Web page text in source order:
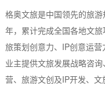
格奥文旅是中国领先的旅
年，累计完成全国各地文
旅策划创意力、IP创意运
业主提供文旅发展战略咨
营、旅游文创及IP开发、